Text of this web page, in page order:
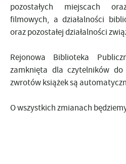
pozostałych miejscach
filmowych, a działalności
oraz pozostałej działalności
Rejonowa Biblioteka
zamknięta dla czytelników
zwrotów książek są
O wszystkich zmianach